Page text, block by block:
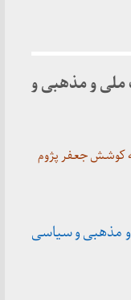
و مذهبی و
کوشش جعفر پژوم
مذهبی و سیاسی